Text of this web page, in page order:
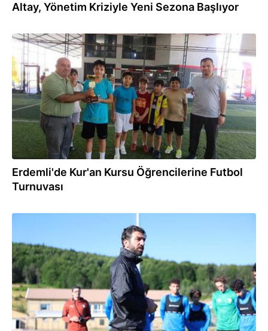
Altay, Yönetim Kriziyle Yeni Sezona Başlıyor
12:47
Erdemli'de Kur'an Kursu Öğrencilerine Futbol
Turnuvası